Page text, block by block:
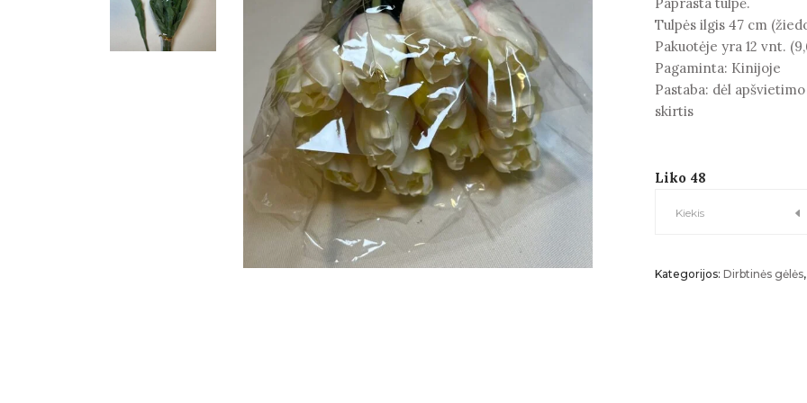
Tulpės ilgis 47 cm
Pakuotėje yra 12 vnt.
Pagaminta: Kinijoje
Pastaba: dėl
skirtis
Liko 48
TULPĖ
Kiekis
Kategorijos: Dirbtinės gėlės